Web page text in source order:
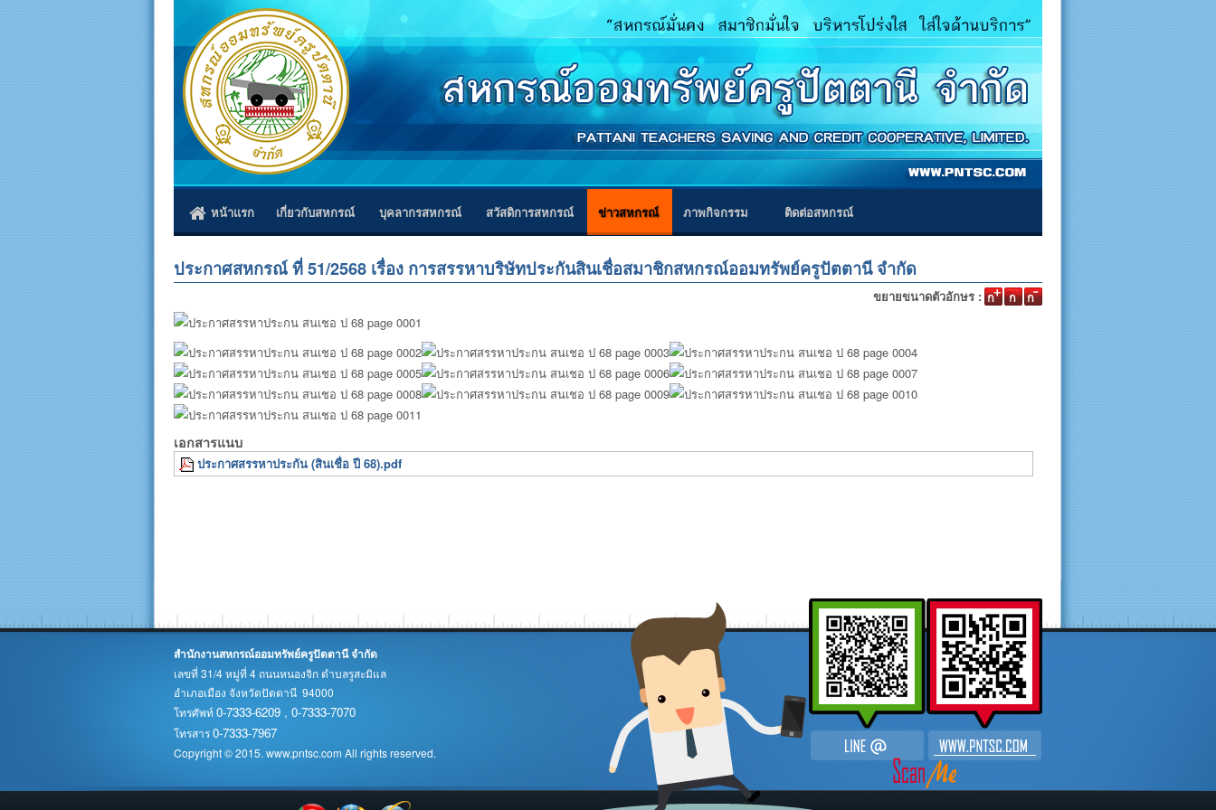
หน้าแรก เกี่ยวกับสหกรณ์ บุคลากรสหกรณ์ สวัสดิการสหกรณ์ ข่าวสหกรณ์ ภาพกิจกรรม ติดต่อสหกรณ์
ประกาศสหกรณ์ ที่ 51/2568 เรื่อง การสรรหาบริษัทประกันสินเชื่อสมาชิกสหกรณ์ออมทรัพย์ครูปัตตานี จำกัด
ขยายขนาดตัวอักษร :
เอกสารแนบ
ประกาศสรรหาประกัน (สินเชื่อ ปี 68).pdf
สำนักงานสหกรณ์ออมทรัพย์ครูปัตตานี จำกัด
เลขที่ 31/4 หมู่ที่ 4 ถนนหนองจิก ตำบลรูสะมิแล
อำเภอเมือง จังหวัดปัตตานี 94000
โทรศัพท์0-7333-6209 , 0-7333-7070
โทรสาร0-7333-7967
Copyright © 2015. www.pntsc.com All rights reserved.